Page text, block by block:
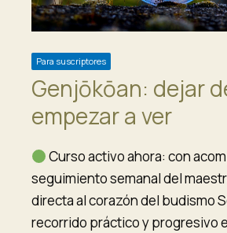
Para suscriptores
Genjōkōan: dejar
empezar a ver
Curso activo ahora: con
seguimiento semanal del
directa al corazón del budismo
recorrido práctico y progresivo